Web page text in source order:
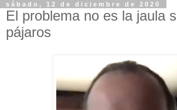
sábado, 12 de diciembre de 2020
El problema no es la jaula
pájaros